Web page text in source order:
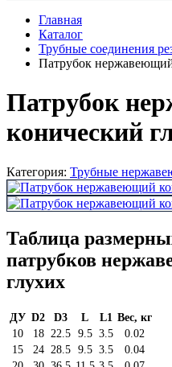
Главная
Каталог
Трубные соединения
Патрубок
Патрубок
конический
Категория: Трубные
Таблица
патрубков
глухих
ДУ D2 D3 L L1 Вес, кг
10
18 22.5 9.5 3.5
0.02
15
24 28.5 9.5 3.5
0.04